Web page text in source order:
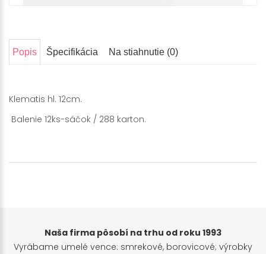
Popis Špecifikácia Na stiahnutie (0)
Klematis hl. 12cm.
Balenie 12ks-sáčok / 288 karton.
Naša firma pôsobí na trhu od roku 1993
Vyrábame umelé vence: smrekové, borovicové; výrobky